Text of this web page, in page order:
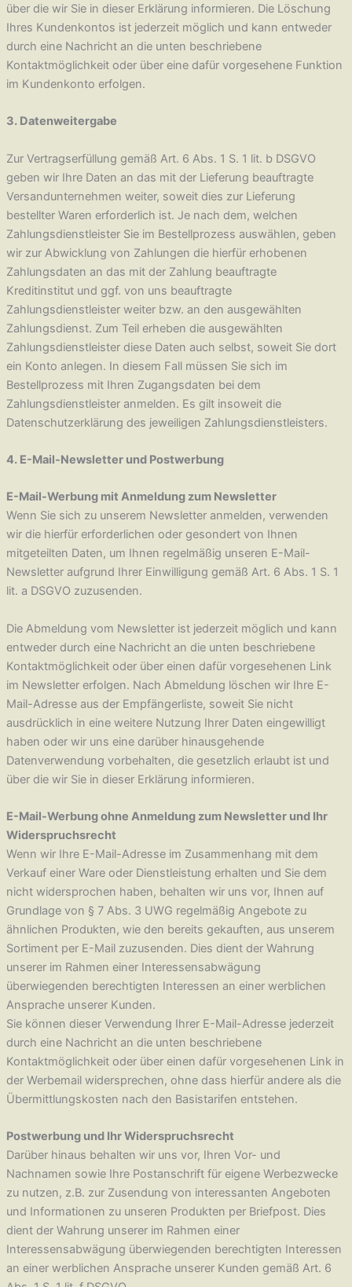
über die wir Sie in dieser Erklärung informieren. Die Löschung
Ihres Kundenkontos ist jederzeit möglich und kann entweder
durch eine Nachricht an die unten beschriebene
Kontaktmöglichkeit oder über eine dafür vorgesehene Funktion
im Kundenkonto erfolgen.
3. Datenweitergabe
Zur Vertragserfüllung gemäß Art. 6 Abs. 1 S. 1 lit. b DSGVO
geben wir Ihre Daten an das mit der Lieferung beauftragte
Versandunternehmen weiter, soweit dies zur Lieferung
bestellter Waren erforderlich ist. Je nach dem, welchen
Zahlungsdienstleister Sie im Bestellprozess auswählen, geben
wir zur Abwicklung von Zahlungen die hierfür erhobenen
Zahlungsdaten an das mit der Zahlung beauftragte
Kreditinstitut und ggf. von uns beauftragte
Zahlungsdienstleister weiter bzw. an den ausgewählten
Zahlungsdienst. Zum Teil erheben die ausgewählten
Zahlungsdienstleister diese Daten auch selbst, soweit Sie dort
ein Konto anlegen. In diesem Fall müssen Sie sich im
Bestellprozess mit Ihren Zugangsdaten bei dem
Zahlungsdienstleister anmelden. Es gilt insoweit die
Datenschutzerklärung des jeweiligen Zahlungsdienstleisters.
4. E-Mail-Newsletter und Postwerbung
E-Mail-Werbung mit Anmeldung zum Newsletter
Wenn Sie sich zu unserem Newsletter anmelden, verwenden
wir die hierfür erforderlichen oder gesondert von Ihnen
mitgeteilten Daten, um Ihnen regelmäßig unseren E-Mail-
Newsletter aufgrund Ihrer Einwilligung gemäß Art. 6 Abs. 1 S. 1
lit. a DSGVO zuzusenden.
Die Abmeldung vom Newsletter ist jederzeit möglich und kann
entweder durch eine Nachricht an die unten beschriebene
Kontaktmöglichkeit oder über einen dafür vorgesehenen Link
im Newsletter erfolgen. Nach Abmeldung löschen wir Ihre E-
Mail-Adresse aus der Empfängerliste, soweit Sie nicht
ausdrücklich in eine weitere Nutzung Ihrer Daten eingewilligt
haben oder wir uns eine darüber hinausgehende
Datenverwendung vorbehalten, die gesetzlich erlaubt ist und
über die wir Sie in dieser Erklärung informieren.
E-Mail-Werbung ohne Anmeldung zum Newsletter und Ihr
Widerspruchsrecht
Wenn wir Ihre E-Mail-Adresse im Zusammenhang mit dem
Verkauf einer Ware oder Dienstleistung erhalten und Sie dem
nicht widersprochen haben, behalten wir uns vor, Ihnen auf
Grundlage von § 7 Abs. 3 UWG regelmäßig Angebote zu
ähnlichen Produkten, wie den bereits gekauften, aus unserem
Sortiment per E-Mail zuzusenden. Dies dient der Wahrung
unserer im Rahmen einer Interessensabwägung
überwiegenden berechtigten Interessen an einer werblichen
Ansprache unserer Kunden.
Sie können dieser Verwendung Ihrer E-Mail-Adresse jederzeit
durch eine Nachricht an die unten beschriebene
Kontaktmöglichkeit oder über einen dafür vorgesehenen Link in
der Werbemail widersprechen, ohne dass hierfür andere als die
Übermittlungskosten nach den Basistarifen entstehen.
Postwerbung und Ihr Widerspruchsrecht
Darüber hinaus behalten wir uns vor, Ihren Vor- und
Nachnamen sowie Ihre Postanschrift für eigene Werbezwecke
zu nutzen, z.B. zur Zusendung von interessanten Angeboten
und Informationen zu unseren Produkten per Briefpost. Dies
dient der Wahrung unserer im Rahmen einer
Interessensabwägung überwiegenden berechtigten Interessen
an einer werblichen Ansprache unserer Kunden gemäß Art. 6